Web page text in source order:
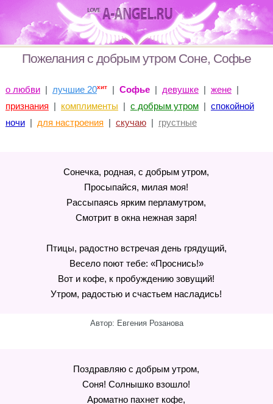
Пожелания с добрым утром Соне, Софье
о любви| лучшие 20хит| Софье| девушке| жене|
признания | комплименты | с добрым утром| спокойной
ночи| для настроения | скучаю| грустные
Сонечка, родная, с добрым утром,
Просыпайся, милая моя!
Рассыпаясь ярким перламутром,
Смотрит в окна нежная заря!
Птицы, радостно встречая день грядущий,
Весело поют тебе: «Проснись!»
Вот и кофе, к пробуждению зовущий!
Утром, радостью и счастьем насладись!
Автор: Евгения Розанова
Поздравляю с добрым утром,
Соня! Солнышко взошло!
Ароматно пахнет кофе,